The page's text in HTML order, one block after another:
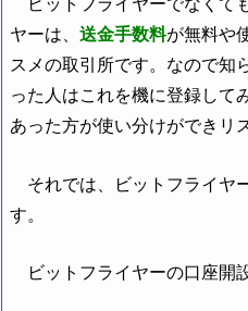
ヤーは、 送金手数料が無料や
スメの取引所です。なので知
った人はこれを機に登録して
あった方が使い分けができリ
それでは、ビットフライヤ
す。
ビットフライヤーの口座開